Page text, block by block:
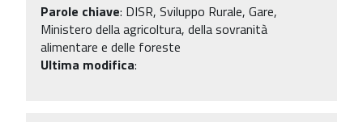
Parole chiave: DISR, Sviluppo Rurale, Gare,
Ministero della agricoltura, della sovranità
alimentare e delle foreste
Ultima modifica: